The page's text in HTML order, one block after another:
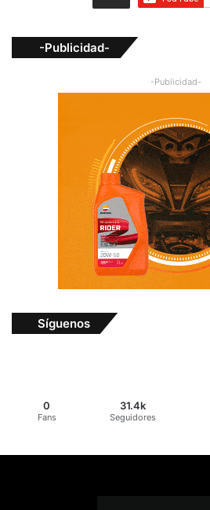
-Publicidad-
-Publicidad-
Síguenos
0
Fans
31.4k
Seguidores